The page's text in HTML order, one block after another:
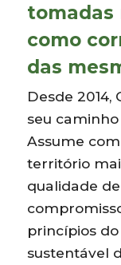
tomadas
como
das
Desde
seu
Assume
território
qualidade
princípios
sustentável